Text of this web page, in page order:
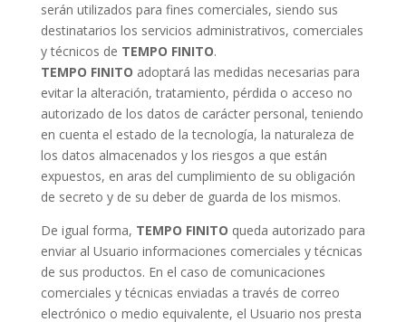
serán utilizados para fines comerciales, siendo sus
destinatarios los servicios administrativos, comerciales
y técnicos de TEMPO FINITO.
TEMPO FINITO adoptará las medidas necesarias para
evitar la alteración, tratamiento, pérdida o acceso no
autorizado de los datos de carácter personal, teniendo
en cuenta el estado de la tecnología, la naturaleza de
los datos almacenados y los riesgos a que están
expuestos, en aras del cumplimiento de su obligación
de secreto y de su deber de guarda de los mismos.
De igual forma, TEMPO FINITO queda autorizado para
enviar al Usuario informaciones comerciales y técnicas
de sus productos. En el caso de comunicaciones
comerciales y técnicas enviadas a través de correo
electrónico o medio equivalente, el Usuario nos presta